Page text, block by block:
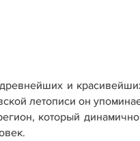
и
летописи он
который